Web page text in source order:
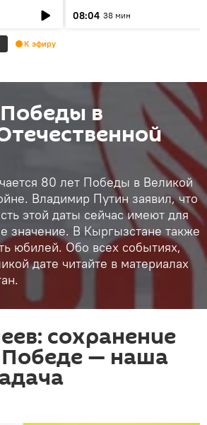
08:04 38 мин
К эфиру
в
80 лет Победы в Великой
Владимир Путин заявил, что
этой даты сейчас имеют для
значение. В Кыргызстане также
юбилей. Обо всех событиях,
дате читайте в материалах
сохранение
— наша